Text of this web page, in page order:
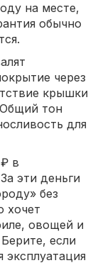
на месте,
обычно
через
крышки
тон
для
в
эти деньги
без
хочет
овощей и
если